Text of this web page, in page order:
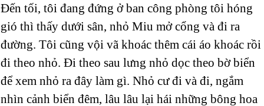
Đến tối, tôi đang đứng ở ban công phòng tôi hóng
gió thì thấy dưới sân, nhỏ Miu mở cổng và đi ra
đường. Tôi cũng vội vã khoác thêm cái áo khoác rồi
đi theo nhỏ. Đi theo sau lưng nhỏ dọc theo bờ biển
để xem nhỏ ra đây làm gì. Nhỏ cư đi và đi, ngắm
nhìn cảnh biển đêm, lâu lâu lại hái những bông hoa